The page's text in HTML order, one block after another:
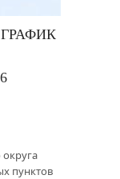
пунктов